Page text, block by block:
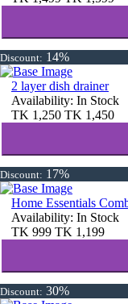
Discount: 14%
2 layer dish drainer
Availability: In Stock
TK 1,250 TK 1,450
Discount: 17%
Home Essentials
Availability: In Stock
TK 999 TK 1,199
Discount: 30%